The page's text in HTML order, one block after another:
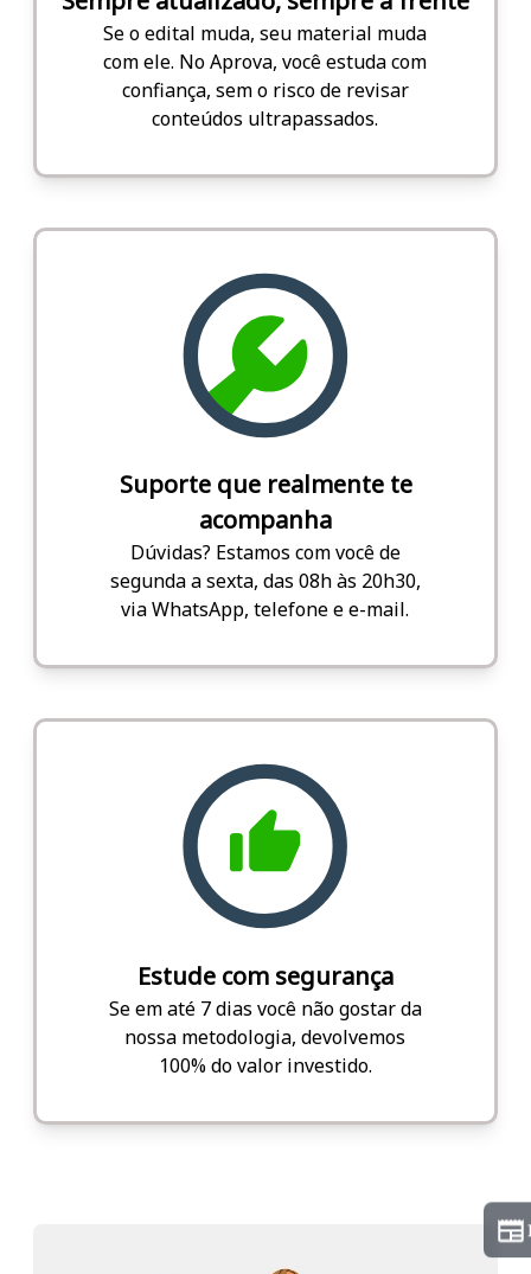
Se o edital muda, seu material muda
com ele. No Aprova, você estuda com
confiança, sem o risco de revisar
conteúdos ultrapassados.
Suporte que realmente te
acompanha
Dúvidas? Estamos com você de
segunda a sexta, das 08h às 20h30,
via WhatsApp, telefone e e-mail.
Estude com segurança
Se em até 7 dias você não gostar da
nossa metodologia, devolvemos
100% do valor investido.